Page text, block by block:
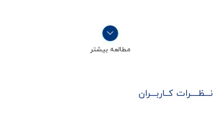
مطالعه بیشتر
نـــظــــرات کــاربـــران